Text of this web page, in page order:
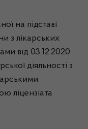
на підставі
з лікарських
від 03.12.2020
діяльності з
ліцензіата